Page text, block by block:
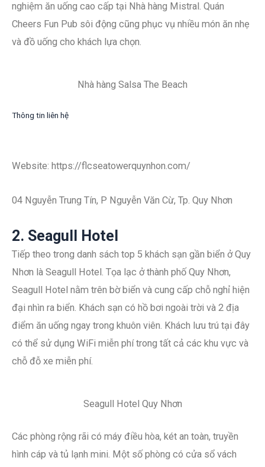
nghiệm ăn uống cao cấp tại Nhà hàng Mistral. Quán
Cheers Fun Pub sôi động cũng phục vụ nhiều món ăn nhẹ
và đồ uống cho khách lựa chọn.
Nhà hàng Salsa The Beach
Thông tin liên hệ
Website: https://flcseatowerquynhon.com/
04 Nguyễn Trung Tín, P Nguyễn Văn Cừ, Tp. Quy Nhơn
2. Seagull Hotel
Tiếp theo trong danh sách top 5 khách sạn gần biển ở Quy
Nhơn là Seagull Hotel. Tọa lạc ở thành phố Quy Nhơn,
Seagull Hotel nằm trên bờ biển và cung cấp chỗ nghỉ hiện
đại nhìn ra biển. Khách sạn có hồ bơi ngoài trời và 2 địa
điểm ăn uống ngay trong khuôn viên. Khách lưu trú tại đây
có thể sử dụng WiFi miễn phí trong tất cả các khu vực và
chỗ đỗ xe miễn phí.
Seagull Hotel Quy Nhơn
Các phòng rộng rãi có máy điều hòa, két an toàn, truyền
hình cáp và tủ lạnh mini. Một số phòng có cửa sổ vách